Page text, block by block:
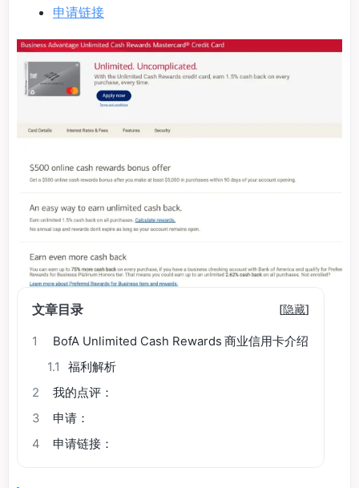
申请链接
文章目录 [隐藏]
1
BofA Unlimited Cash Rewards 商业信用卡介绍
1.1
福利解析
2
我的点评：
3
申请：
4
申请链接：